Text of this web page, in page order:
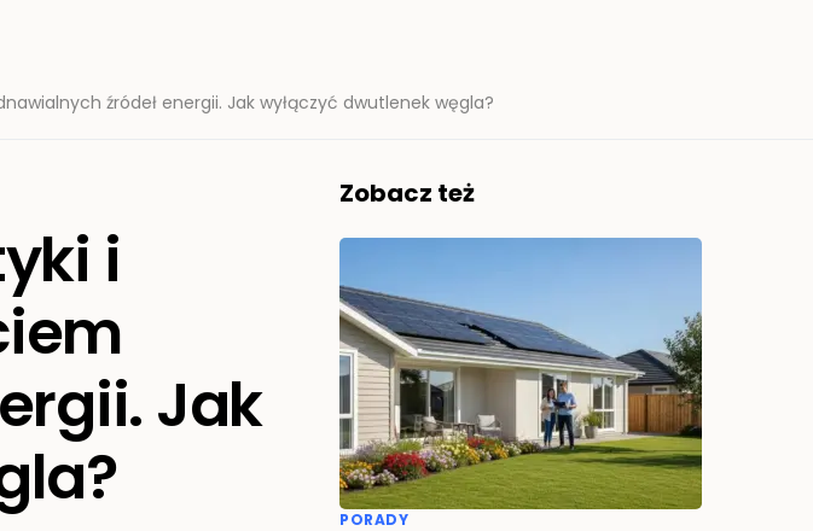
źródeł energii. Jak wyłączyć dwutlenek węgla?
i
Jak
Zobacz też
PORADY